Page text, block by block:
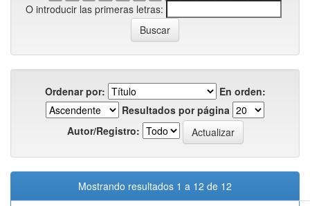
O introducir las primeras letras:
Ordenar por:
En orden:
Resultados por página
Autor/Registro:
Mostrando resultados 1 a 12 de 12